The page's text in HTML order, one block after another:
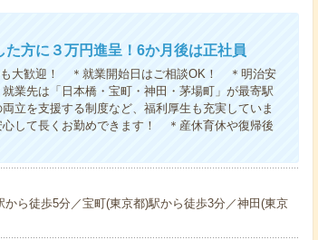
方に３万円進呈！6か月後は正社員
大歓迎！ ＊就業開始日はご相談OK！ ＊明治安
業先は「日本橋・宝町・神田・茅場町」が最寄駅
立を支援する制度など、福利厚生も充実していま
して長くお勤めできます！ ＊産休育休や復帰後
ら徒歩5分／宝町(東京都)駅から徒歩3分／神田(東京